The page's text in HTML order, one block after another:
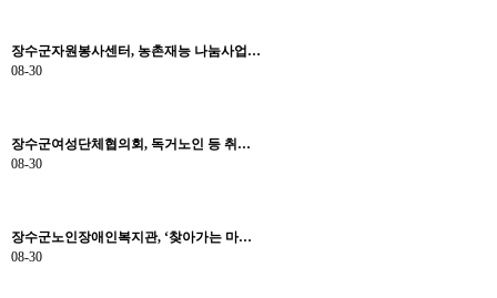
장수군자원봉사센터, 농촌재능 나눔사업…
08-30
장수군여성단체협의회, 독거노인 등 취…
08-30
장수군노인장애인복지관, ‘찾아가는 마…
08-30